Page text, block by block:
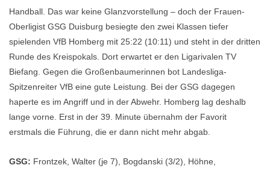
Handball. Das war keine Glanzvorstellung – doch der Frauen-
Oberligist GSG Duisburg besiegte den zwei Klassen tiefer
spielenden VfB Homberg mit 25:22 (10:11) und steht in der dritten
Runde des Kreispokals. Dort erwartet er den Ligarivalen TV
Biefang. Gegen die Großenbaumerinnen bot Landesliga-
Spitzenreiter VfB eine gute Leistung. Bei der GSG dagegen
haperte es im Angriff und in der Abwehr. Homberg lag deshalb
lange vorne. Erst in der 39. Minute übernahm der Favorit
erstmals die Führung, die er dann nicht mehr abgab.
GSG: Frontzek, Walter (je 7), Bogdanski (3/2), Höhne,